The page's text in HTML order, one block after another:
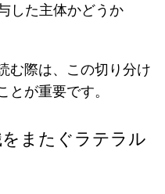
した主体かどうか
む際は、この切り分け
が重要です。
またぐラテラル